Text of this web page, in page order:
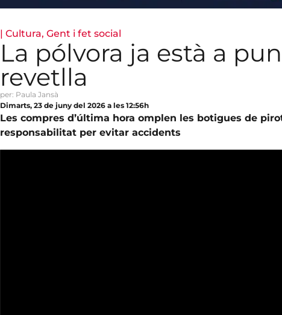
| Cultura, Gent i fet social
La pólvora ja està a
revetlla
per: Paula Jansà
Dimarts, 23 de juny del 2026 a les 12:56h
Les compres d’última hora omplen les botigues de
responsabilitat per evitar accidents